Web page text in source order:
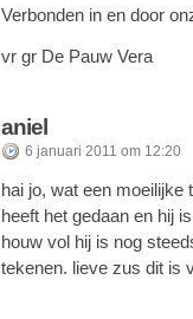
Verbonden in en door
vr gr De Pauw Vera
aniel
6 januari 2011 om 12:20
hai jo, wat een moeilijke
heeft het gedaan en hij
houw vol hij is nog
tekenen. lieve zus dit is